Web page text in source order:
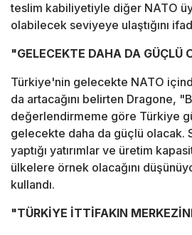
teslim kabiliyetiyle diğer NATO
olabilecek seviyeye ulaştığını
"GELECEKTE DAHA DA GÜÇLÜ
Türkiye'nin gelecekte NATO
da artacağını belirten Dragone,
değerlendirmeme göre Türkiye
gelecekte daha da güçlü olacak.
yaptığı yatırımlar ve üretim
ülkelere örnek olacağını
kullandı.
"TÜRKİYE İTTİFAKIN